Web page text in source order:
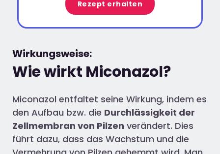
Rezept erhalten
Wirkungsweise:
Wie wirkt Miconazol?
Miconazol entfaltet seine Wirkung, indem es
den Aufbau bzw. die Durchlässigkeit der
Zellmembran von Pilzen verändert. Dies
führt dazu, dass das Wachstum und die